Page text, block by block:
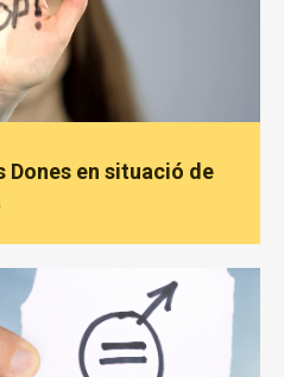
Dones en situació de